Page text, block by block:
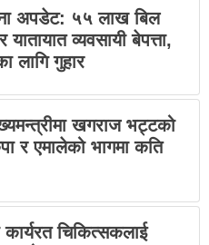
अपडेट: ५५ लाख बिल
यातायात व्यवसायी बेपत्ता,
लागि गुहार
खगराज भट्टको
र एमालेको भागमा कति
चिकित्सकलाई